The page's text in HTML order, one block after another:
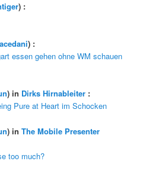
) :
) :
essen gehen ohne WM schauen
) in Dirks Hirnableiter :
Pure at Heart im Schocken
) inThe Mobile Presenter
too much?